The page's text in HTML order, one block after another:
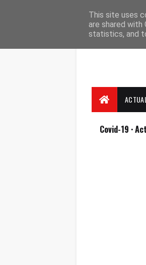
Covid-19 ·
This site uses
are shared
statistics, and